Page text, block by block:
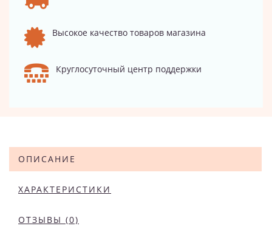
Высокое качество товаров магазина
Круглосуточный центр поддержки
ОПИСАНИЕ
ХАРАКТЕРИСТИКИ
ОТЗЫВЫ (0)